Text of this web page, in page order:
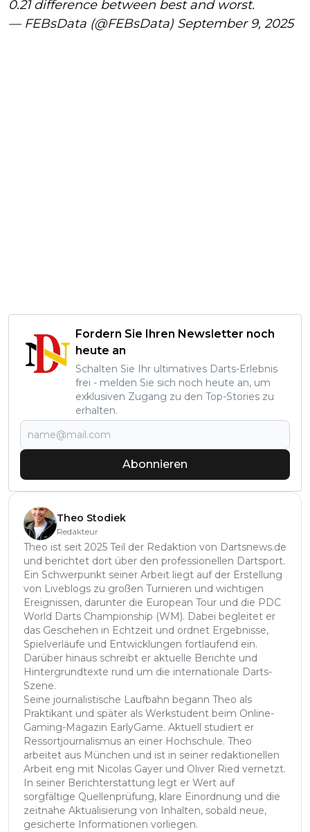
0.21 difference between best and worst.
— FEBsData (@FEBsData) September 9, 2025
Fordern Sie Ihren Newsletter noch
heute an
Schalten Sie Ihr ultimatives Darts-Erlebnis
frei - melden Sie sich noch heute an, um
exklusiven Zugang zu den Top-Stories zu
erhalten.
Abonnieren
Theo Stodiek
Redakteur
Theo ist seit 2025 Teil der Redaktion von Dartsnews.de
und berichtet dort über den professionellen Dartsport.
Ein Schwerpunkt seiner Arbeit liegt auf der Erstellung
von Liveblogs zu großen Turnieren und wichtigen
Ereignissen, darunter die European Tour und die PDC
World Darts Championship (WM). Dabei begleitet er
das Geschehen in Echtzeit und ordnet Ergebnisse,
Spielverläufe und Entwicklungen fortlaufend ein.
Darüber hinaus schreibt er aktuelle Berichte und
Hintergrundtexte rund um die internationale Darts-
Szene.
Seine journalistische Laufbahn begann Theo als
Praktikant und später als Werkstudent beim Online-
Gaming-Magazin EarlyGame. Aktuell studiert er
Ressortjournalismus an einer Hochschule. Theo
arbeitet aus München und ist in seiner redaktionellen
Arbeit eng mit Nicolas Gayer und Oliver Ried vernetzt.
In seiner Berichterstattung legt er Wert auf
sorgfältige Quellenprüfung, klare Einordnung und die
zeitnahe Aktualisierung von Inhalten, sobald neue,
gesicherte Informationen vorliegen.